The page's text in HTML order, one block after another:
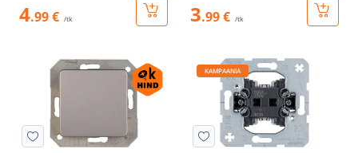
4.99 € /tk 3.99 € /tk
KAMPAANIA